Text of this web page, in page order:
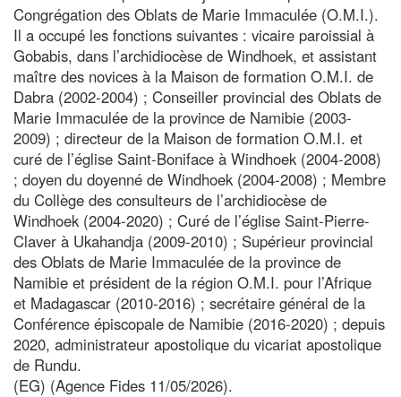
Congrégation des Oblats de Marie Immaculée (O.M.I.).
Il a occupé les fonctions suivantes : vicaire paroissial à
Gobabis, dans l’archidiocèse de Windhoek, et assistant
maître des novices à la Maison de formation O.M.I. de
Dabra (2002-2004) ; Conseiller provincial des Oblats de
Marie Immaculée de la province de Namibie (2003-
2009) ; directeur de la Maison de formation O.M.I. et
curé de l’église Saint-Boniface à Windhoek (2004-2008)
; doyen du doyenné de Windhoek (2004-2008) ; Membre
du Collège des consulteurs de l’archidiocèse de
Windhoek (2004-2020) ; Curé de l’église Saint-Pierre-
Claver à Ukahandja (2009-2010) ; Supérieur provincial
des Oblats de Marie Immaculée de la province de
Namibie et président de la région O.M.I. pour l’Afrique
et Madagascar (2010-2016) ; secrétaire général de la
Conférence épiscopale de Namibie (2016-2020) ; depuis
2020, administrateur apostolique du vicariat apostolique
de Rundu.
(EG) (Agence Fides 11/05/2026).